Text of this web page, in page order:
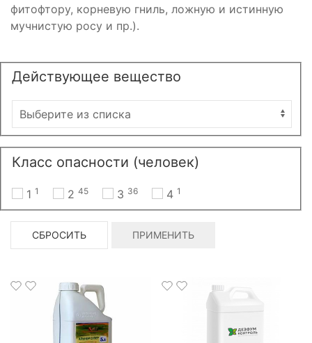
фитофтору, корневую гниль, ложную и истинную
мучнистую росу и пр.).
Действующее вещество
Класс опасности (человек)
1 1 2 45 3 36 4 1
СБРОСИТЬ ПРИМЕНИТЬ